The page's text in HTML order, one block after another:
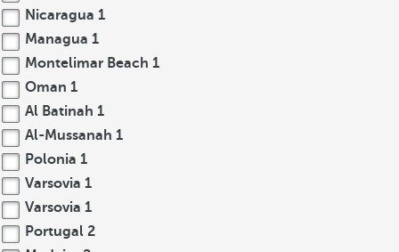
Nicaragua 1
Managua 1
Montelimar Beach 1
Oman 1
Al Batinah 1
Al-Mussanah 1
Polonia 1
Varsovia 1
Varsovia 1
Portugal 2